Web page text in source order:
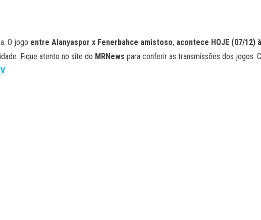
O jogo entre Alanyaspor x Fenerbahce amistoso, acontece HOJE (07/12)
Fique atento no site do MRNews para conferir as transmissões dos jogos.
.